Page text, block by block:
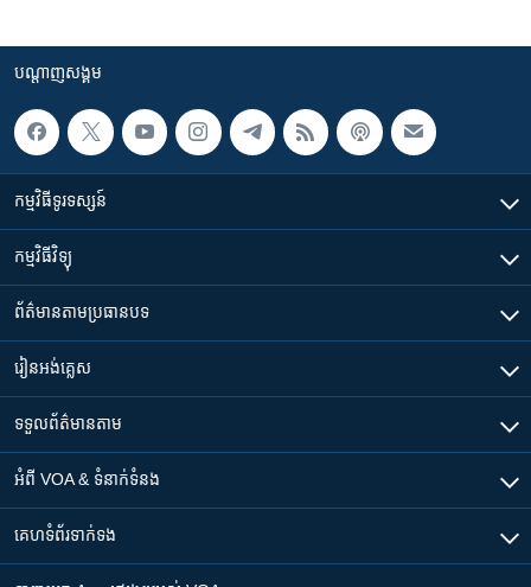
បណ្តាញ​សង្គម
កម្មវិធី​ទូរទស្សន៍
កម្មវិធី​វិទ្យុ
ព័ត៌មាន​តាមប្រធានបទ​
រៀន​​អង់គ្លេស
ទទួល​ព័ត៌មាន​តាម
អំពី​ VOA & ទំនាក់ទំនង
គេហទំព័រ​​ទាក់ទង